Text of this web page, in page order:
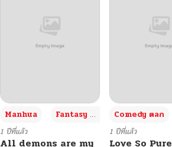
Manhua Fantasy แฟนตาซี +3
1 ปีที่แล้ว
All demons are my
Comedy ตลก
1 ปีที่แล้ว
Love So Pure